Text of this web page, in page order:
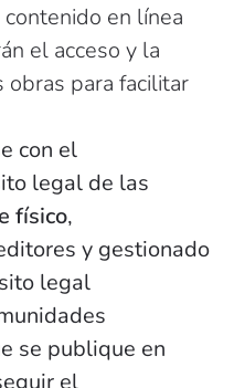
en línea
el acceso y la
obras para facilitar
con el
legal de las
físico,
y gestionado
legal
se publique en
el